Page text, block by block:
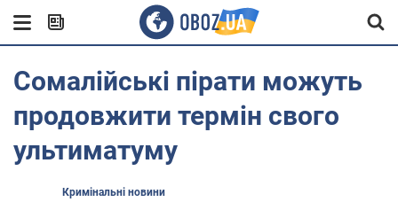
Сомалійські пірати можуть
продовжити термін свого
ультиматуму
Кримінальні новини